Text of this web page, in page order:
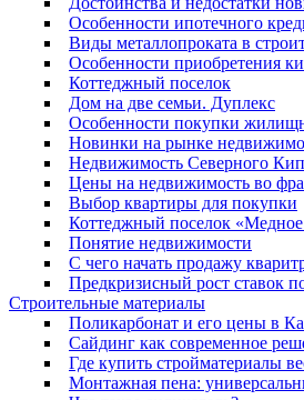
Особенности ипотечного
Виды металлопроката в
Особенности приобретения
Коттеджный поселок
Дом на две семьи. Дуплекс
Особенности покупки
Новинки на рынке
Недвижимость Северного
Цены на недвижимость во
Выбор квартиры для покупки
Коттеджный поселок «Медное
Понятие недвижимости
С чего начать продажу
Предкризисный рост ставок
Строительные материалы
Поликарбонат и его цены в
Сайдинг как современное
Где купить стройматериалы
Монтажная пена: